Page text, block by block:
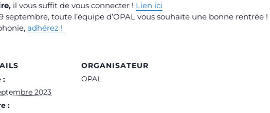
il vous suffit de vous connecter ! Lien ici
septembre, toute l’équipe d’OPAL vous souhaite une bonne rentrée !
adhérez !
:
2023
:
ORGANISATEUR
OPAL